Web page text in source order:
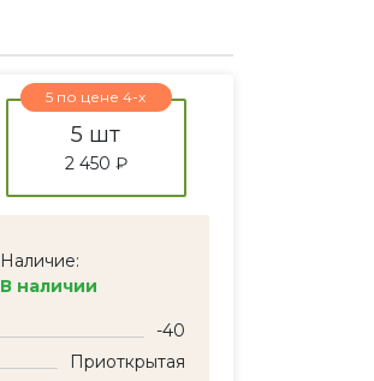
5 по цене 4-х
5 шт
2 450 ₽
Наличие:
В наличии
-40
Приоткрытая